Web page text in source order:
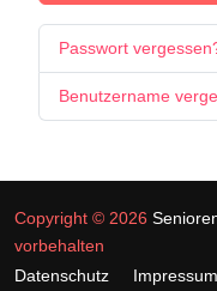
Passwort
Benutzername
Copyright © 2026
vorbehalten
Datenschutz
Impressum